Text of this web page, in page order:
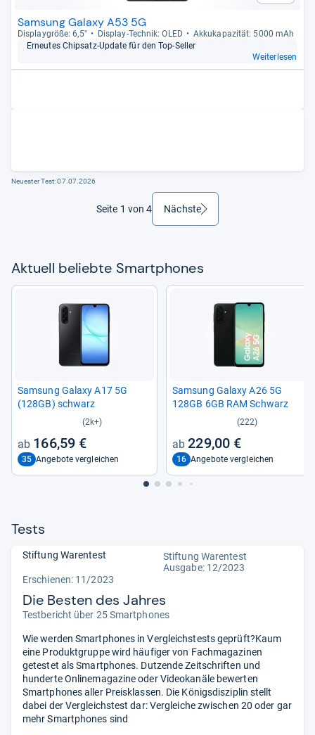
Samsung Galaxy A53 5G
Dis­play­größe: 6,5" Dis­play-​Tech­nik: OLED
Akku­ka­pa­zi­tät: 5000 mAh
Erneu­tes Chip­satz-​Update für den Top-​Sel­ler
Weiterlesen
Neuester Test:07.07.2026
Seite 1 von 4 Nächsteweiter
Aktu­ell beliebte Smart­pho­nes
Sam­sung Galaxy A17 5G
(128GB) schwarz
(2k+)
166,59 €
35 Angebote vergleichen
Sam­sung Galaxy A26 5G
128GB 6GB RAM Schwarz
(222)
229,00 €
16 Angebote vergleichen
Tests
Stiftung Warentest
Stiftung Warentest
Ausgabe: 12/2023
Erschienen: 11/2023
Die Besten des Jahres
Testbericht über 25 Smartphones
Wie werden Smartphones in Vergleichstests geprüft?Kaum
eine Produktgruppe wird häufiger von Fachmagazinen
getestet als Smartphones. Dutzende Zeitschriften und
hunderte Onlinemagazine oder Videokanäle bewerten
Smartphones aller Preisklassen. Die Königsdisziplin stellt
dabei der Vergleichstest dar: Vergleiche zwischen 20 oder gar
mehr Smartphones sind